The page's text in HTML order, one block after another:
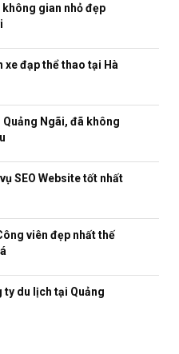
không gian nhỏ đẹp
xe đạp thể thao tại Hà
Ngãi, đã không
SEO Website tốt nhất
viên đẹp nhất thế
ty du lịch tại Quảng